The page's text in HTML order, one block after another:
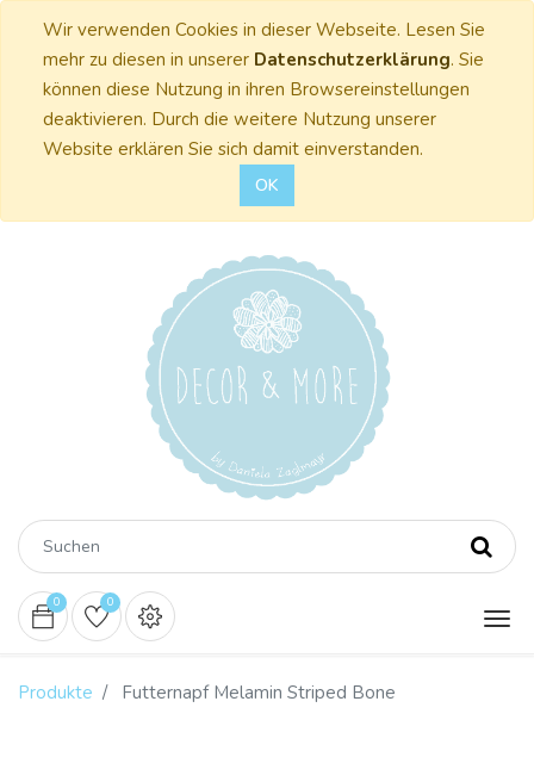
Wir verwenden Cookies in dieser Webseite. Lesen Sie
mehr zu diesen in unserer Datenschutzerklärung. Sie
können diese Nutzung in ihren Browsereinstellungen
deaktivieren. Durch die weitere Nutzung unserer
Website erklären Sie sich damit einverstanden.
OK
0 0
Produkte Futternapf Melamin Striped Bone